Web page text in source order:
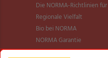
Die NORMA-Richtlinien
Regionale Vielfalt
Bio bei NORMA
NORMA Garantie
NORMA Qualität